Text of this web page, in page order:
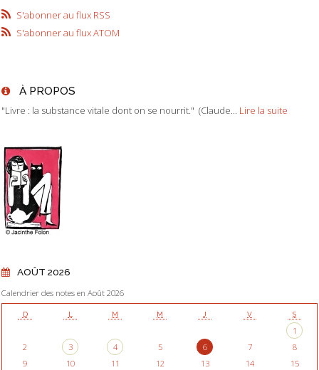
S'abonner au flux RSS
S'abonner au flux ATOM
À PROPOS
"Livre : la substance vitale dont on se nourrit." (Claude... Lire la suite
AOÛT 2026
Calendrier des notes en Août 2026
D L M M J V S
1
2
3 4 5 6 7
8
9
10 11 12 13 14
15